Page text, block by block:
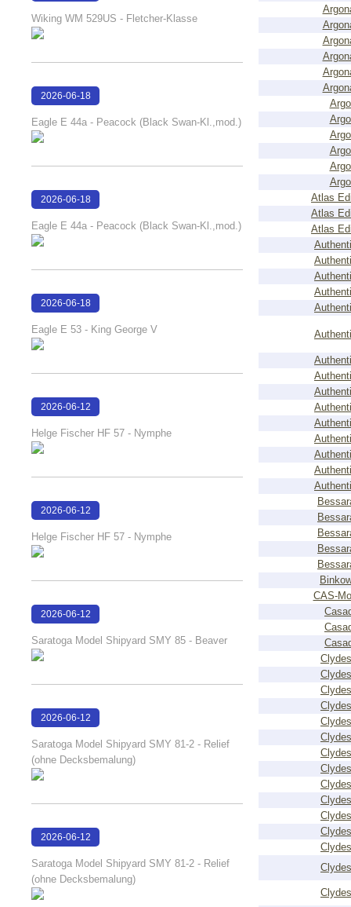
Atlas
Atlas
Atlas
CAS-
Wiking WM 529US - Fletcher-Klasse
2026-06-18
Eagle E 44a - Peacock (Black Swan-Kl.,mod.)
2026-06-18
Eagle E 44a - Peacock (Black Swan-Kl.,mod.)
2026-06-18
Eagle E 53 - King George V
2026-06-12
Helge Fischer HF 57 - Nymphe
2026-06-12
Helge Fischer HF 57 - Nymphe
2026-06-12
Saratoga Model Shipyard SMY 85 - Beaver
2026-06-12
Saratoga Model Shipyard SMY 81-2 - Relief
(ohne Decksbemalung)
2026-06-12
Saratoga Model Shipyard SMY 81-2 - Relief
(ohne Decksbemalung)